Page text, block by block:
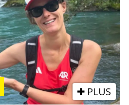
PLUS